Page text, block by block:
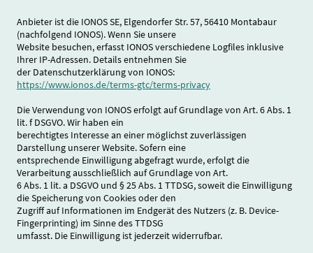
Anbieter ist die IONOS SE, Elgendorfer Str. 57, 56410 Montabaur
(nachfolgend IONOS). Wenn Sie unsere
Website besuchen, erfasst IONOS verschiedene Logfiles inklusive
Ihrer IP-Adressen. Details entnehmen Sie
der Datenschutzerklärung von IONOS:
https://www.ionos.de/terms-gtc/terms-privacy
Die Verwendung von IONOS erfolgt auf Grundlage von Art. 6 Abs. 1
lit. f DSGVO. Wir haben ein
berechtigtes Interesse an einer möglichst zuverlässigen
Darstellung unserer Website. Sofern eine
entsprechende Einwilligung abgefragt wurde, erfolgt die
Verarbeitung ausschließlich auf Grundlage von Art.
6 Abs. 1 lit. a DSGVO und § 25 Abs. 1 TTDSG, soweit die Einwilligung
die Speicherung von Cookies oder den
Zugriff auf Informationen im Endgerät des Nutzers (z. B. Device-
Fingerprinting) im Sinne des TTDSG
umfasst. Die Einwilligung ist jederzeit widerrufbar.